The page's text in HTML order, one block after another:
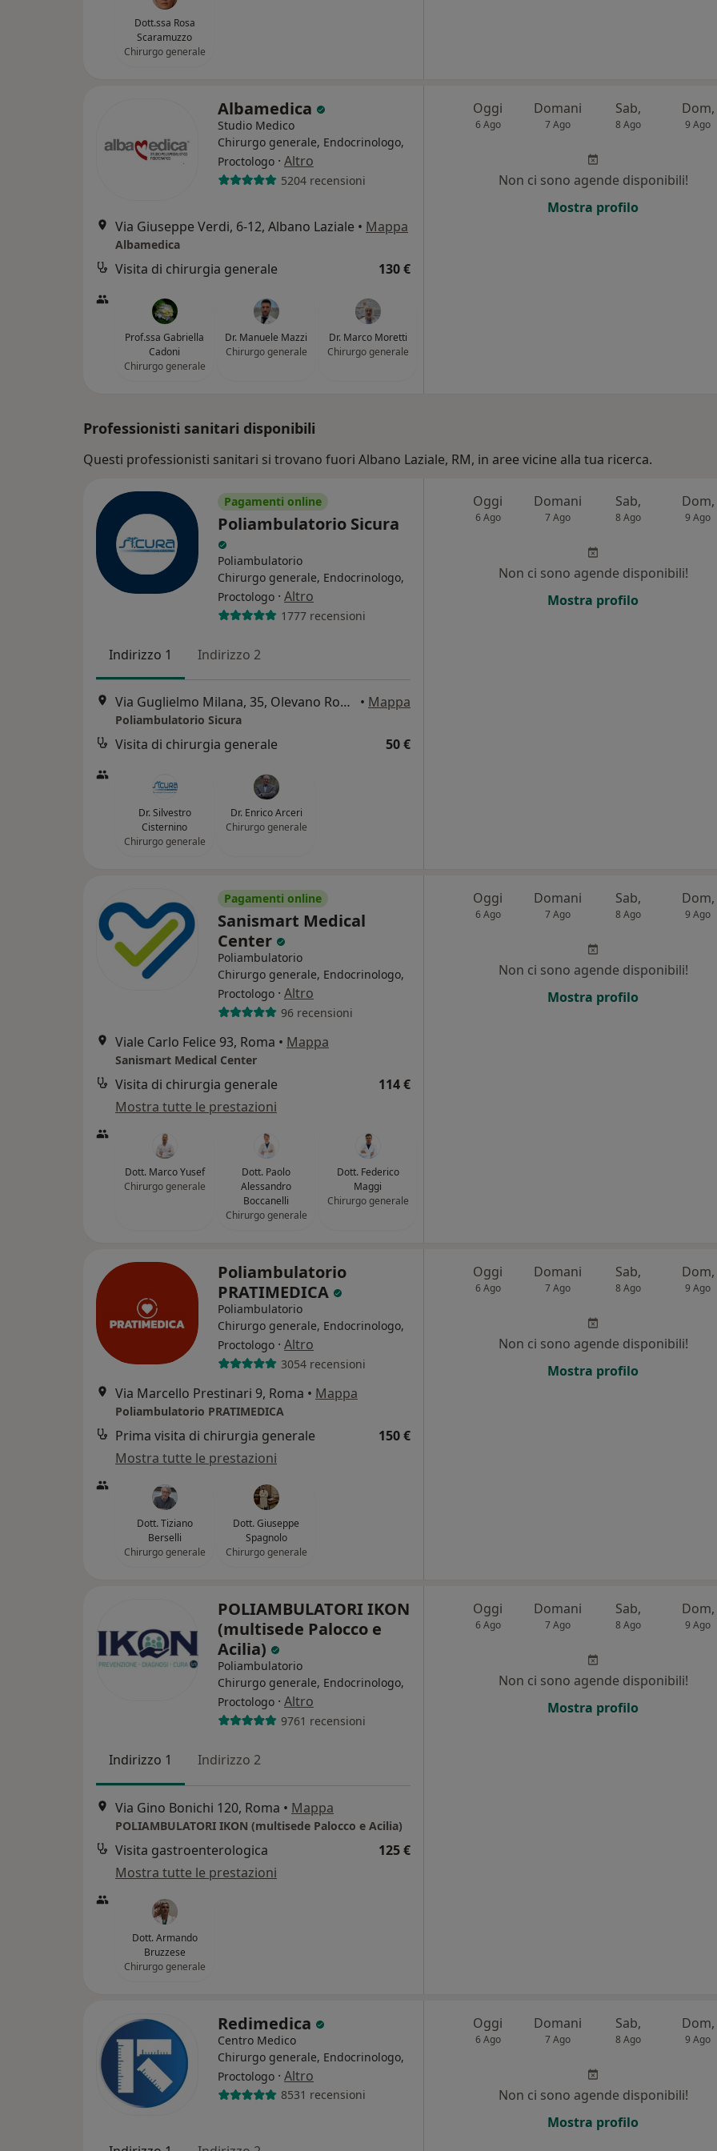
Dott.ssa Rosa
Scaramuzzo
Chirurgo generale
Albamedica
Studio Medico
Chirurgo generale, Endocrinologo,
Proctologo · Altro
5204 recensioni
Via Giuseppe Verdi, 6-12, Albano Laziale • Mappa
Albamedica
Visita di chirurgia generale 130 €
Prof.ssa Gabriella
Cadoni
Chirurgo generale
Dr. Manuele Mazzi
Chirurgo generale
Dr. Marco Moretti
Chirurgo generale
Oggi
6 Ago
Domani
7 Ago
Sab,
8 Ago
Dom,
9 Ago
Non ci sono agende disponibili!
Mostra profilo
Professionisti sanitari disponibili
Questi professionisti sanitari si trovano fuori Albano Laziale, RM, in aree vicine alla tua ricerca.
Pagamenti online
Poliambulatorio Sicura
Poliambulatorio
Chirurgo generale, Endocrinologo,
Proctologo · Altro
1777 recensioni
Indirizzo 1 Indirizzo 2
Via Guglielmo Milana, 35, Olevano Romano • Mappa
Poliambulatorio Sicura
Visita di chirurgia generale 50 €
Dr. Silvestro
Cisternino
Chirurgo generale
Dr. Enrico Arceri
Chirurgo generale
Oggi
6 Ago
Domani
7 Ago
Sab,
8 Ago
Dom,
9 Ago
Non ci sono agende disponibili!
Mostra profilo
Pagamenti online
Sanismart Medical
Center
Poliambulatorio
Chirurgo generale, Endocrinologo,
Proctologo · Altro
96 recensioni
Viale Carlo Felice 93, Roma • Mappa
Sanismart Medical Center
Visita di chirurgia generale
114 €
Mostra tutte le prestazioni
Dott. Marco Yusef
Chirurgo generale
Dott. Paolo
Alessandro
Boccanelli
Chirurgo generale
Dott. Federico
Maggi
Chirurgo generale
Oggi
6 Ago
Domani
7 Ago
Sab,
8 Ago
Dom,
9 Ago
Non ci sono agende disponibili!
Mostra profilo
Poliambulatorio
PRATIMEDICA
Poliambulatorio
Chirurgo generale, Endocrinologo,
Proctologo · Altro
3054 recensioni
Via Marcello Prestinari 9, Roma • Mappa
Poliambulatorio PRATIMEDICA
Prima visita di chirurgia generale
150 €
Mostra tutte le prestazioni
Dott. Tiziano
Berselli
Chirurgo generale
Dott. Giuseppe
Spagnolo
Chirurgo generale
Oggi
6 Ago
Domani
7 Ago
Sab,
8 Ago
Dom,
9 Ago
Non ci sono agende disponibili!
Mostra profilo
POLIAMBULATORI IKON
(multisede Palocco e
Acilia)
Poliambulatorio
Chirurgo generale, Endocrinologo,
Proctologo · Altro
9761 recensioni
Indirizzo 1 Indirizzo 2
Via Gino Bonichi 120, Roma • Mappa
POLIAMBULATORI IKON (multisede Palocco e Acilia)
Visita gastroenterologica
125 €
Mostra tutte le prestazioni
Dott. Armando
Bruzzese
Chirurgo generale
Oggi
6 Ago
Domani
7 Ago
Sab,
8 Ago
Dom,
9 Ago
Non ci sono agende disponibili!
Mostra profilo
Redimedica
Centro Medico
Chirurgo generale, Endocrinologo,
Proctologo · Altro
8531 recensioni
Oggi
6 Ago
Domani
7 Ago
Sab,
8 Ago
Dom,
9 Ago
Non ci sono agende disponibili!
Mostra profilo